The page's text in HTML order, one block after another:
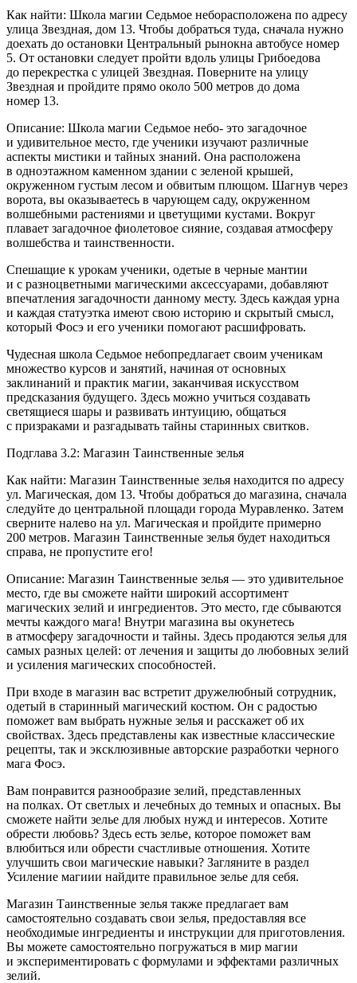
Как найти: Школа магии Седьмое неборасположена по адресу
улица Звездная, дом 13. Чтобы добраться туда, сначала нужно
доехать до остановки Центральный рынокна автобусе номер
5. От остановки следует пройти вдоль улицы Грибоедова
до перекрестка с улицей Звездная. Поверните на улицу
Звездная и пройдите прямо около 500 метров до дома
номер 13.
Описание: Школа магии Седьмое небо- это загадочное
и удивительное место, где ученики изучают различные
аспекты мистики и тайных знаний. Она расположена
в одноэтажном каменном здании с зеленой крышей,
окруженном густым лесом и обвитым плющом. Шагнув через
ворота, вы оказываетесь в чарующем саду, окруженном
волшебными растениями и цветущими кустами. Вокруг
плавает загадочное фиолетовое сияние, создавая атмосферу
волшебства и таинственности.
Спешащие к урокам ученики, одетые в черные мантии
и с разноцветными магическими аксессуарами, добавляют
впечатления загадочности данному месту. Здесь каждая урна
и каждая статуэтка имеют свою историю и скрытый смысл,
который Фосэ и его ученики помогают расшифровать.
Чудесная школа Седьмое небопредлагает своим ученикам
множество курсов и занятий, начиная от основных
заклинаний и практик магии, заканчивая искусством
предсказания будущего. Здесь можно учиться создавать
светящиеся шары и развивать интуицию, общаться
с призраками и разгадывать тайны старинных свитков.
Подглава 3.2: Магазин Таинственные зелья
Как найти: Магазин Таинственные зелья находится по адресу
ул. Магическая, дом 13. Чтобы добраться до магазина, сначала
следуйте до центральной площади города Муравленко. Затем
сверните налево на ул. Магическая и пройдите примерно
200 метров. Магазин Таинственные зелья будет находиться
справа, не пропустите его!
Описание: Магазин Таинственные зелья — это удивительное
место, где вы сможете найти широкий ассортимент
магических зелий и ингредиентов. Это место, где сбываются
мечты каждого мага! Внутри магазина вы окунетесь
в атмосферу загадочности и тайны. Здесь продаются зелья для
самых разных целей: от лечения и защиты до любовных зелий
и усиления магических способностей.
При входе в магазин вас встретит дружелюбный сотрудник,
одетый в старинный магический костюм. Он с радостью
поможет вам выбрать нужные зелья и расскажет об их
свойствах. Здесь представлены как известные классические
рецепты, так и эксклюзивные авторские разработки черного
мага Фосэ.
Вам понравится разнообразие зелий, представленных
на полках. От светлых и лечебных до темных и опасных. Вы
сможете найти зелье для любых нужд и интересов. Хотите
обрести любовь? Здесь есть зелье, которое поможет вам
влюбиться или обрести счастливые отношения. Хотите
улучшить свои магические навыки? Загляните в раздел
Усиление магиии найдите правильное зелье для себя.
Магазин Таинственные зелья также предлагает вам
самостоятельно создавать свои зелья, предоставляя все
необходимые ингредиенты и инструкции для приготовления.
Вы можете самостоятельно погружаться в мир магии
и экспериментировать с формулами и эффектами различных
зелий.